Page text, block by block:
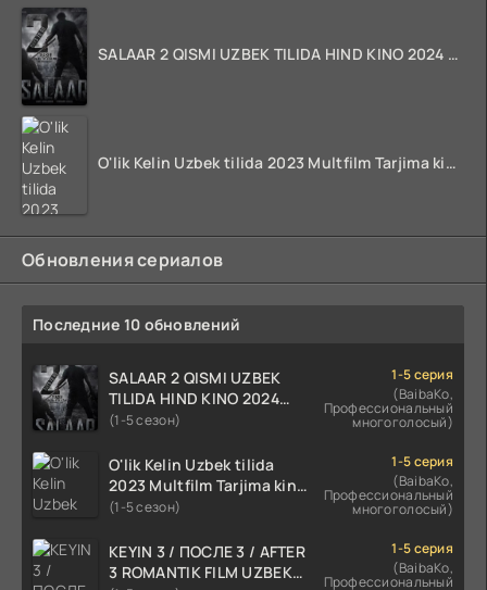
SALAAR 2 QISMI UZBEK TILIDA HIND KINO 2024 TARJIMA 720p HD Skachat
O'lik Kelin Uzbek tilida 2023 Multfilm Tarjima kino skachat
Обновления сериалов
Последние 10 обновлений
SALAAR 2 QISMI UZBEK
TILIDA HIND KINO 2024
TARJIMA 720p HD Skachat
(1-5 сезон)
1-5 серия
(BaibaKo,
Профессиональный
многоголосый)
O'lik Kelin Uzbek tilida
2023 Multfilm Tarjima kino
skachat
(1-5 сезон)
1-5 серия
(BaibaKo,
Профессиональный
многоголосый)
KEYIN 3 / ПОСЛЕ 3 / AFTER
3 ROMANTIK FILM UZBEK
1-5 серия
(BaibaKo,
Профессиональный